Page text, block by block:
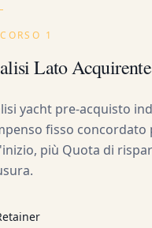
1
Lato Acquirente
yacht pre-acquisto
fisso concordato
più Quota di